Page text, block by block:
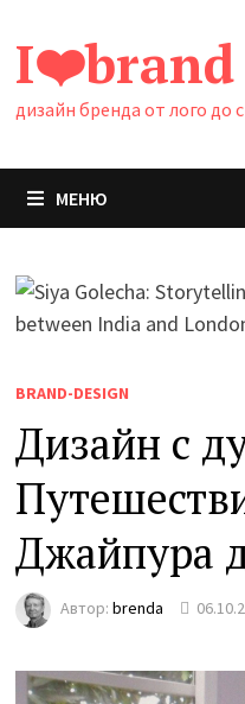
содержимому
I❤️brand
дизайн бренда от лого
МЕНЮ
BRAND-DESIGN
Дизайн с
Джайпура
Автор:brenda